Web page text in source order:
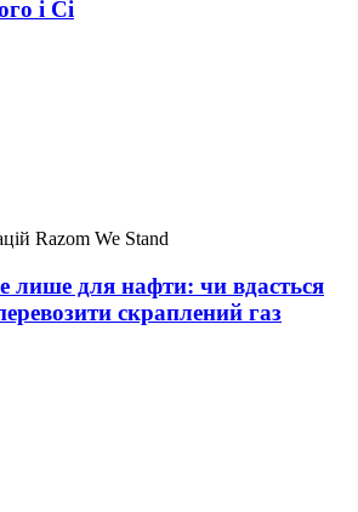
і Сі
Razom We Stand
лише для нафти: чи вдасться
скраплений газ